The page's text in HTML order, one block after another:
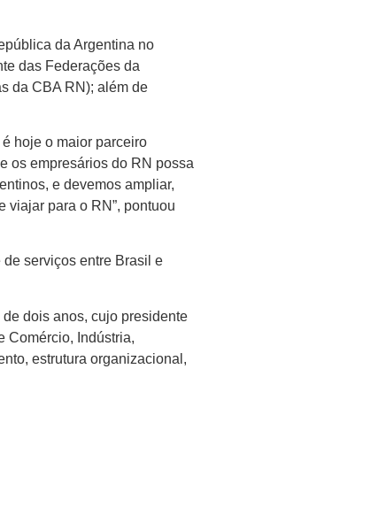
da Argentina no
das Federações da
da CBA RN); além de
hoje o maior parceiro
os empresários do RN possa
e devemos ampliar,
viajar para o RN”, pontuou
serviços entre Brasil e
dois anos, cujo presidente
Comércio, Indústria,
estrutura organizacional,